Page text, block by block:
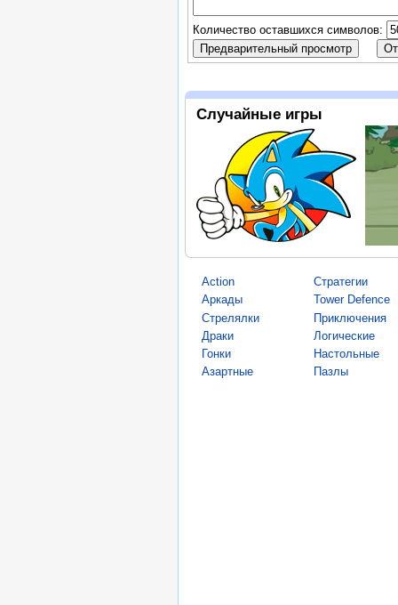
Количество оставшихся символов:
Случайные игры
Action
Аркады
Стрелялки
Драки
Гонки
Азартные
Стратегии
Tower Defence
Приключения
Логические
Настольные
Пазлы